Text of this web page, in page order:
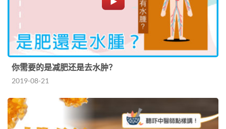
你需要的是减肥还是去水肿？
2019-08-21